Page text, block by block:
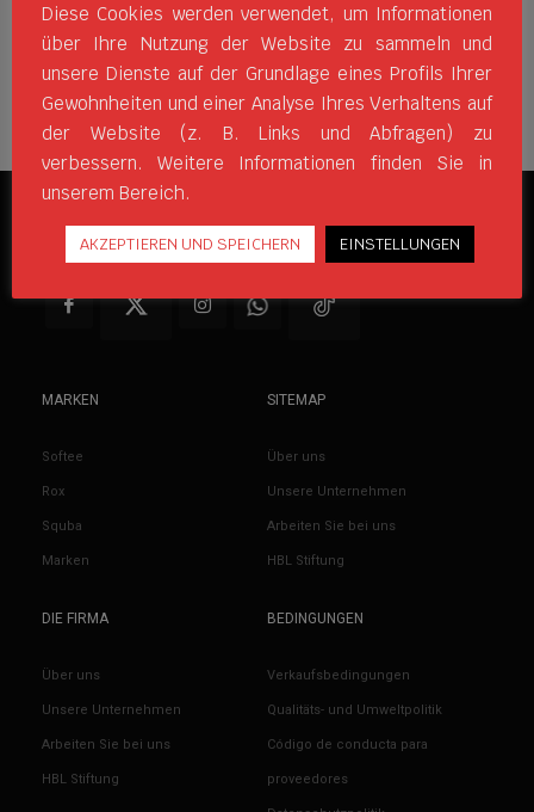
SOZIALE NETZWERKE
MARKEN
Softee
Rox
Squba
Marken
SITEMAP
Über uns
Unsere Unternehmen
Arbeiten Sie bei uns
HBL Stiftung
DIE FIRMA
Über uns
Unsere Unternehmen
Arbeiten Sie bei uns
HBL Stiftung
BEDINGUNGEN
Verkaufsbedingungen
Qualitäts- und Umweltpolitik
Código de conducta para
proveedores
Diese Cookies werden verwendet, um Informationen
über Ihre Nutzung der Website zu sammeln und
unsere Dienste auf der Grundlage eines Profils Ihrer
Gewohnheiten und einer Analyse Ihres Verhaltens auf
der Website (z. B. Links und Abfragen) zu
verbessern. Weitere Informationen finden Sie in
unserem Bereich.
AKZEPTIEREN UND SPEICHERN EINSTELLUNGEN